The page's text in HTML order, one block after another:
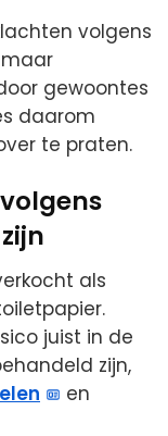
volgens
gewoontes
daarom
te praten.
als
juist in de
zijn,
en